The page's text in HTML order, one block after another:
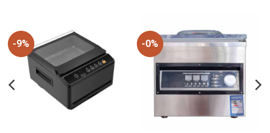
-9% -0%